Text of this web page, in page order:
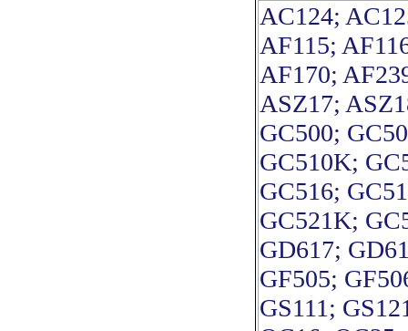
AC124;
AF115;
AF170;
ASZ17;
GC500;
GC510K;
GC516;
GC521K;
GD617;
GF505;
GS111;